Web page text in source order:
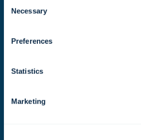
cookies. Click "Show details" below
about who we share your information
Selection
Necessary
Preferences
Statistics
Marketing
모든 프로젝트, 모
모든 지역 서비스 요
더 안
더 강하게 만들 수
니다.